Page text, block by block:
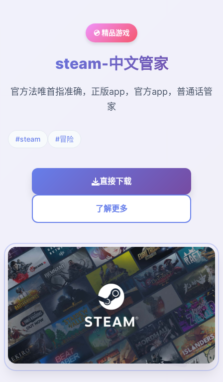
💿 精品游戏
steam-中文管家
官方法唯首指准确，正版app，官方app，普通话管
家
#steam #冒险
直接下载
了解更多